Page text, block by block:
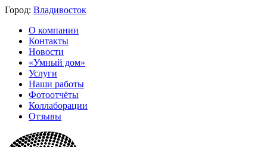
Город: Владивосток
О компании
Контакты
Новости
«Умный дом»
Услуги
Наши работы
Фотоотчёты
Коллаборации
Отзывы